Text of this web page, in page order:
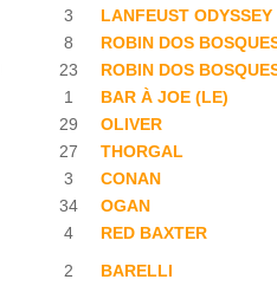
3
LANFEUST ODYSSEY
8
ROBIN DOS
23
ROBIN DOS
1
BAR À JOE (LE)
29
OLIVER
27
THORGAL
3
CONAN
34
OGAN
4
RED BAXTER
2 BARELLI